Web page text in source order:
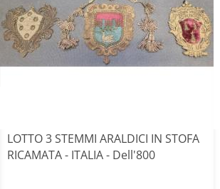
LOTTO 3 STEMMI ARALDICI IN STOFA
RICAMATA - ITALIA - Dell'800